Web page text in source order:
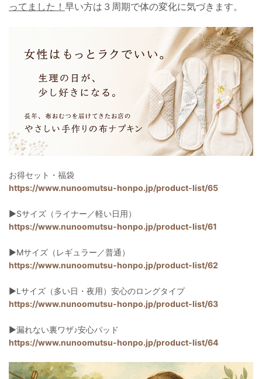
ってました！ 早い方は３周期で体の変化に気づきます。
お得セット・福袋
https://www.nunoomutsu-honpo.jp/product-list/65
▶︎Sサイズ（ライナー／軽い日用）
https://www.nunoomutsu-honpo.jp/product-list/61
▶︎Mサイズ（レギュラー／普通）
https://www.nunoomutsu-honpo.jp/product-list/62
▶︎Lサイズ（多い日・夜用）安心のロングタイプ
https://www.nunoomutsu-honpo.jp/product-list/63
▶︎漏れない裏ワザ♪安心パッド
https://www.nunoomutsu-honpo.jp/product-list/64